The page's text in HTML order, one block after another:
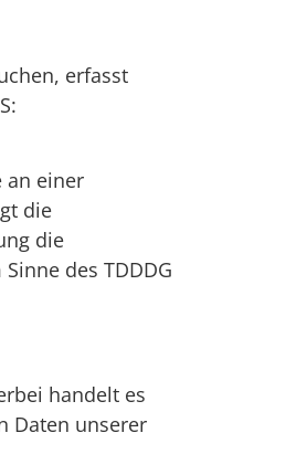
erfasst
an einer
die
die
des TDDDG
handelt es
Daten unserer